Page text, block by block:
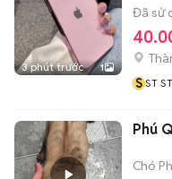
3 phút trước 1
Đã sử
S ST
Phú
Chó